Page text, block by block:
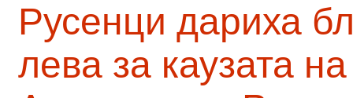
Русенци дариха
лева за каузата